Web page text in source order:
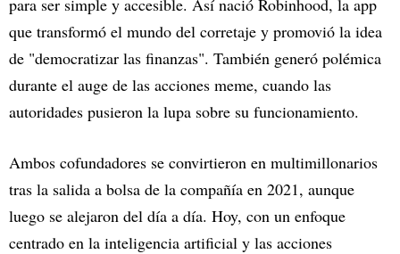
que transformó el mundo del corretaje y promovió la idea
de "democratizar las finanzas". También generó polémica
durante el auge de las acciones meme, cuando las
autoridades pusieron la lupa sobre su funcionamiento.
Ambos cofundadores se convirtieron en multimillonarios
tras la salida a bolsa de la compañía en 2021, aunque
luego se alejaron del día a día. Hoy, con un enfoque
centrado en la inteligencia artificial y las acciones